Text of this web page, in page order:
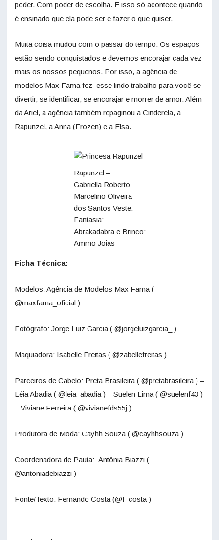
poder. Com poder de escolha. E isso só acontece quando
é ensinado que ela pode ser e fazer o que quiser.
Muita coisa mudou com o passar do tempo. Os espaços
estão sendo conquistados e devemos encorajar cada vez
mais os nossos pequenos. Por isso, a agência de
modelos Max Fama fez esse lindo trabalho para você se
divertir, se identificar, se encorajar e morrer de amor. Além
da Ariel, a agência também repaginou a Cinderela, a
Rapunzel, a Anna (Frozen) e a Elsa.
Rapunzel –
Gabriella Roberto
Marcelino Oliveira
dos Santos Veste:
Fantasia:
Abrakadabra e Brinco:
Ammo Joias
Ficha Técnica:
Modelos: Agência de Modelos Max Fama (
@maxfama_oficial )
Fotógrafo: Jorge Luiz Garcia ( @jorgeluizgarcia_ )
Maquiadora: Isabelle Freitas ( @zabellefreitas )
Parceiros de Cabelo: Preta Brasileira ( @pretabrasileira ) –
Léia Abadia ( @leia_abadia ) – Suelen Lima ( @suelenf43 )
– Viviane Ferreira ( @vivianefds55j )
Produtora de Moda: Cayhh Souza ( @cayhhsouza )
Coordenadora de Pauta: Antônia Biazzi (
@antoniadebiazzi )
Fonte/Texto: Fernando Costa (@f_costa )